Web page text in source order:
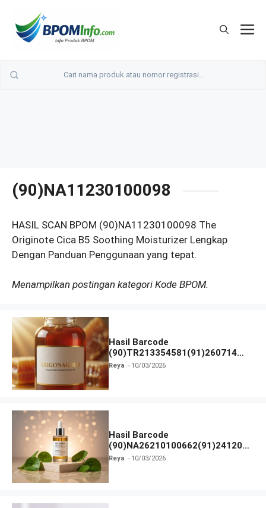
(90)NA11230100098
HASIL SCAN BPOM (90)NA11230100098 The
Originote Cica B5 Soothing Moisturizer Lengkap
Dengan Panduan Penggunaan yang tepat.
Menampilkan postingan kategori Kode BPOM.
Hasil Barcode
(90)TR213354581(91)260714
dan Izin BPOM
Reya 10/03/2026
Hasil Barcode
(90)NA26210100662(91)241203
dan Izin BPOM
Reya 10/03/2026